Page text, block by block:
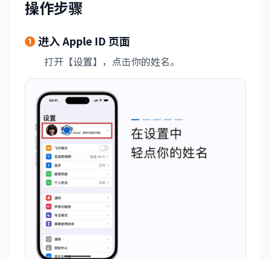
操作步骤
❶进入 Apple ID 页面
打开【设置】，点击你的姓名。